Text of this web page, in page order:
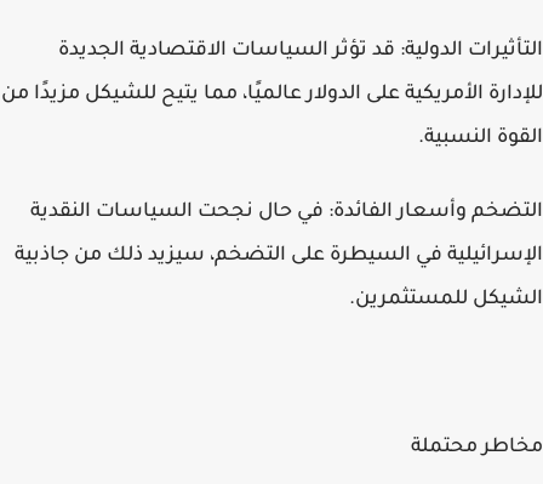
التأثيرات الدولية: قد تؤثر السياسات الاقتصادية الجديدة
للإدارة الأمريكية على الدولار عالميًا، مما يتيح للشيكل مزيدًا من
القوة النسبية.
التضخم وأسعار الفائدة: في حال نجحت السياسات النقدية
الإسرائيلية في السيطرة على التضخم، سيزيد ذلك من جاذبية
الشيكل للمستثمرين.
مخاطر محتملة